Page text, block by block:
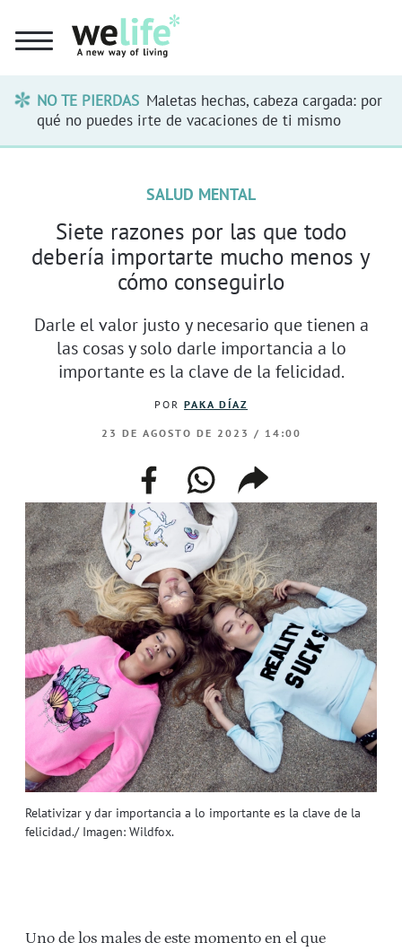
NO TE PIERDAS Maletas hechas, cabeza cargada: por
qué no puedes irte de vacaciones de ti mismo
Relativizar y dar importancia a lo importante es la clave de la
felicidad./ Imagen: Wildfox.
SALUD MENTAL
Siete razones por las que todo
debería importarte mucho menos y
cómo conseguirlo
Darle el valor justo y necesario que tienen a
las cosas y solo darle importancia a lo
importante es la clave de la felicidad.
POR PAKA DÍAZ
23 DE AGOSTO DE 2023 / 14:00
facebookwhatsappcompartir
enlace
Uno de los males de este momento en el que